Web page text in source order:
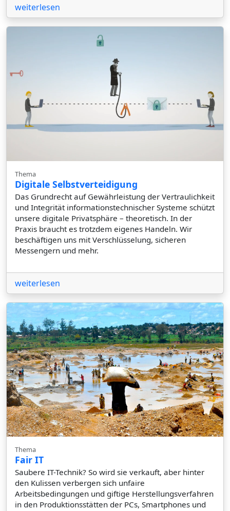
weiterlesen
Thema
Digitale Selbstverteidigung
Das Grundrecht auf Gewährleistung der Vertraulichkeit
und Integrität informationstechnischer Systeme schützt
unsere digitale Privatsphäre – theoretisch. In der
Praxis braucht es trotzdem eigenes Handeln. Wir
beschäftigen uns mit Verschlüsselung, sicheren
Messengern und mehr.
weiterlesen
Thema
Fair IT
Saubere IT-Technik? So wird sie verkauft, aber hinter
den Kulissen verbergen sich unfaire
Arbeitsbedingungen und giftige Herstellungsverfahren
in den Produktionsstätten der PCs, Smartphones und